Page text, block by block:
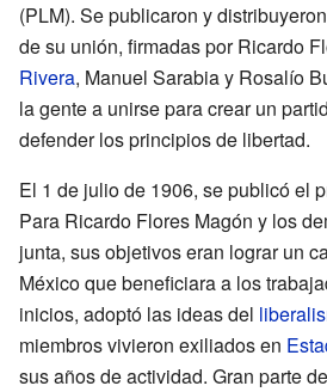
(PLM). Se publicaron y
de su unión, firmadas por Ricardo
Rivera, Manuel Sarabia y Rosalío
la gente a unirse para crear un
defender los principios de libertad.
El 1 de julio de 1906, se publicó el
Para Ricardo Flores Magón y los
junta, sus objetivos eran lograr un
México que beneficiara a los
inicios, adoptó las ideas del
miembros vivieron exiliados en
sus años de actividad. Gran parte